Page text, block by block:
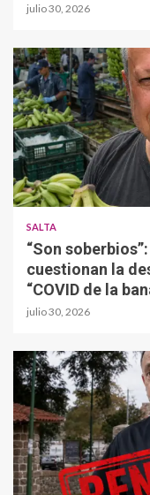
julio 30, 2026
SALTA
“Son
cuestionan la
“COVID de la
julio 30, 2026